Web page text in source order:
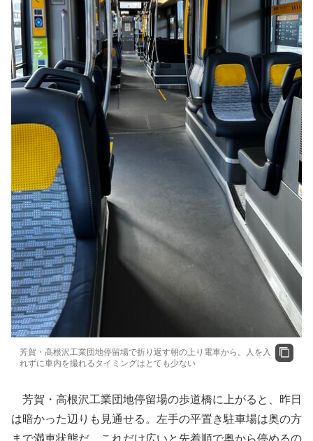
芳賀・高根沢工業団地停留場で折り返す朝の上り電車から。人を入
れずに車内を撮れるタイミングはとても少ない
芳賀・高根沢工業団地停留場の歩道橋に上がると、昨日
は暗かった辺りも見通せる。左手の平置き駐車場は奥の方
まで満車状態だ。これだけ広いと先着順で奥から停めるの